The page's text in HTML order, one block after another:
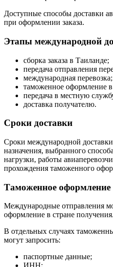
Доступные способы доставки
при оформлении заказа.
Этапы международной
сборка заказа в Таиланде;
передача отправления
международная перевозка;
таможенное оформление
передача в местную
доставка получателю.
Сроки доставки
Сроки международной доставки
назначения, выбранного
нагрузки, работы
прохождения таможенного
Таможенное оформление
Международные отправления
оформление в стране получения.
В отдельных случаях
могут запросить:
паспортные данные;